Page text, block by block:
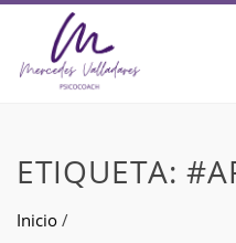
ETIQUETA:
Inicio /